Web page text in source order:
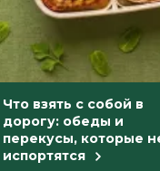
Что взять с собой в
дорогу: обеды и
перекусы, которые
испортятся